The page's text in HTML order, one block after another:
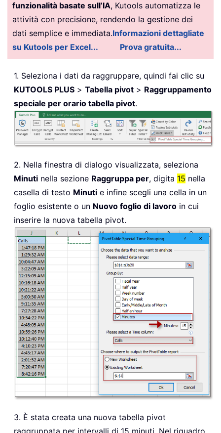
funzionalità basate sull’IA, Kutools automatizza le
attività con precisione, rendendo la gestione dei
dati semplice e immediata.Informazioni dettagliate
su Kutools per Excel...
Prova gratuita...
1. Seleziona i dati da raggruppare, quindi fai clic su
KUTOOLS PLUS > Tabella pivot > Raggruppamento
speciale per orario tabella pivot.
2. Nella finestra di dialogo visualizzata, seleziona
Minuti nella sezione Raggruppa per, digita 15 nella
casella di testo Minuti e infine scegli una cella in un
foglio esistente o un Nuovo foglio di lavoro in cui
inserire la nuova tabella pivot.
3. È stata creata una nuova tabella pivot
raggruppata per intervalli di 15 minuti. Nel riquadro